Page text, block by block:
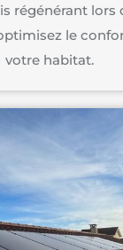
régénérant lors
le
votre habitat.